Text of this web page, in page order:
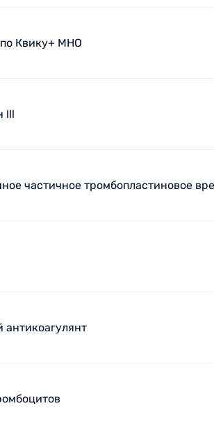
Квику+ МНО
lll
частичное тромбопластиновое
антикоагулянт